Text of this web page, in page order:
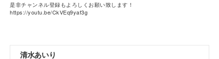
是非チャンネル登録もよろしくお願い致します！
https://youtu.be/CkVEq9yaf3g
清水あいり